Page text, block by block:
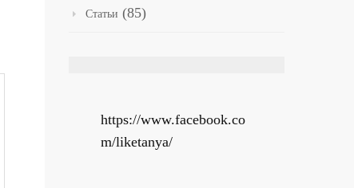
Статьи (85)
https://www.facebook.co
m/liketanya/